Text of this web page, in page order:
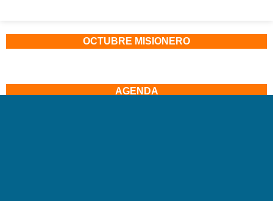
OCTUBRE MISIONERO
AGENDA